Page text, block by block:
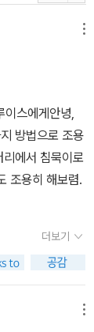
. 담임선
서 돈 벌기’ 작전
해 준다. 음악
릭터를 잘 소
은 전형적인
격려하는 역할
도 이야기에 재
는 사람들이다.
이지도 않다.
공감하며 책을
장치이다. 그
스에게안녕,
방법으로 조용
에서 침묵이로
조용히 해보렴.
더보기